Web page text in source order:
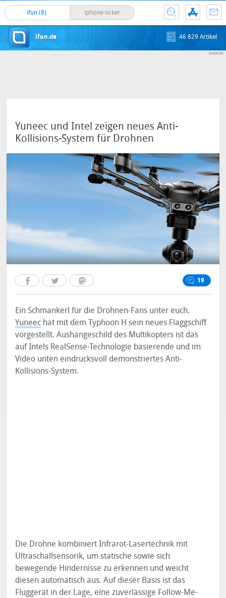
ifun (8) iphone-ticker
ifun.de 46 829 Artikel
Yuneec und Intel zeigen neues Anti-
Kollisions-System für Drohnen
19
Ein Schmankerl für die Drohnen-Fans unter euch.
Yuneec hat mit dem Typhoon H sein neues Flaggschiff
vorgestellt. Aushängeschild des Multikopters ist das
auf Intels RealSense-Technologie basierende und im
Video unten eindrucksvoll demonstriertes Anti-
Kollisions-System.
Die Drohne kombiniert Infrarot-Lasertechnik mit
Ultraschallsensorik, um statische sowie sich
bewegende Hindernisse zu erkennen und weicht
diesen automatisch aus. Auf dieser Basis ist das
Fluggerät in der Lage, eine zuverlässige Follow-Me-